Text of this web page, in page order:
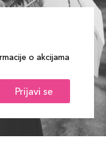
o akcijama
Prijavi se